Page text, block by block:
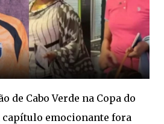
de Cabo Verde na Copa do
capítulo emocionante fora